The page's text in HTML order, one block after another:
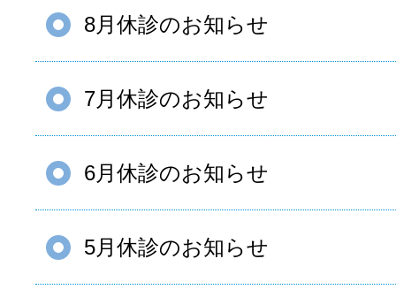
8月休診のお知らせ
7月休診のお知らせ
6月休診のお知らせ
5月休診のお知らせ